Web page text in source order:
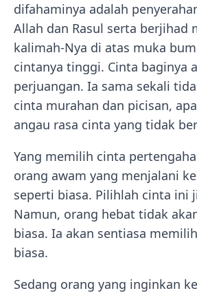
difahaminya adalah
Allah dan Rasul serta berjihad
kalimah-Nya di atas muka
cintanya tinggi. Cinta baginya
perjuangan. Ia sama sekali
cinta murahan dan picisan,
angau rasa cinta yang tidak
Yang memilih cinta
orang awam yang menjalani
seperti biasa. Pilihlah cinta ini
Namun, orang hebat tidak
biasa. Ia akan sentiasa
biasa.
Sedang orang yang inginkan